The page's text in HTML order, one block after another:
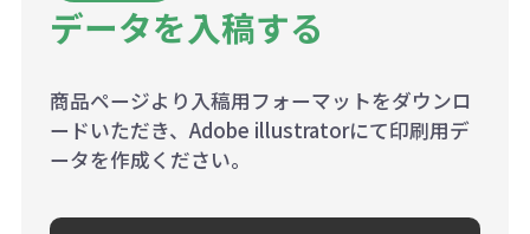
データを入稿する
商品ページより入稿用フォーマットをダウンロ
ードいただき、Adobe illustratorにて印刷用デ
ータを作成ください。